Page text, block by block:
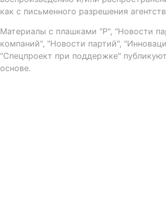
как с письменного разрешения
Материалы с плашками "Р", "Новости
компаний", "Новости партий",
"Спецпроект при поддержке"
основе.